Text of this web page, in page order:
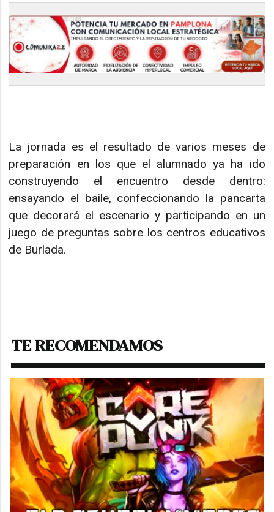
La jornada es el resultado de varios meses de
preparación en los que el alumnado ya ha ido
construyendo el encuentro desde dentro:
ensayando el baile, confeccionando la pancarta
que decorará el escenario y participando en un
juego de preguntas sobre los centros educativos
de Burlada.
TE RECOMENDAMOS